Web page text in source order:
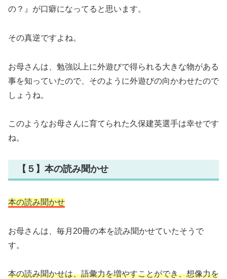
の？』が口癖になってると思います。
その真逆ですよね。
お母さんは、勉強以上に外遊びで得られる大きな物がある
事を知っていたので、そのように外遊びの向かわせたので
しょうね。
このようなお母さんに育てられた久保建英選手は幸せです
ね。
【５】本の読み聞かせ
本の読み聞かせ
お母さんは、毎月20冊の本を読み聞かせていたそうで
す。
本の読み聞かせは、語彙力を増やすことができ、想像力を